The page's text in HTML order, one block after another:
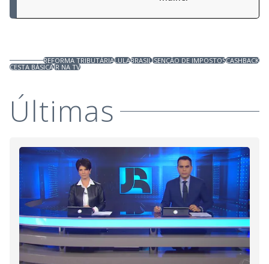
REFORMA TRIBUTÁRIALULABRASILISENÇÃO DE IMPOSTOSCASHBACK
CESTA BÁSICAJR NA TV
Últimas